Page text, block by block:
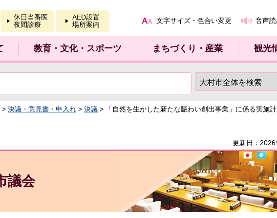
休日当番医
夜間診療
AED設置
場所案内
文字サイズ・色合い変更 音声
教育・文化・スポーツ まちづくり・産業 観光
> 決議・意見書・申入れ > 決議 > 「自然を生かした新たな賑わい創出事業」に係る実施
更新日：2026
議会